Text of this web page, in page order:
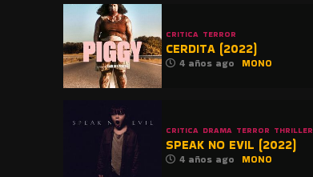
CRITICA TERROR
CERDITA (2022)
4 años ago MONO
CRITICA DRAMA TERROR THRILLER
SPEAK NO EVIL (2022)
4 años ago MONO